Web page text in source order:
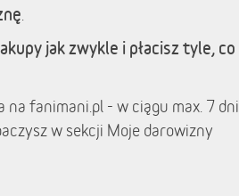
jak zwykle i płacisz tyle, co
fanimani.pl - w ciągu max. 7 dni
w sekcji Moje darowizny